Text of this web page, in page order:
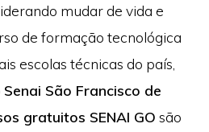
mudar de vida e
de formação tecnológica
escolas técnicas do país,
Senai São Francisco de
gratuitos SENAI GO são